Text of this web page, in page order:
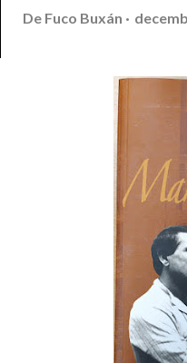
De Fuco Buxán